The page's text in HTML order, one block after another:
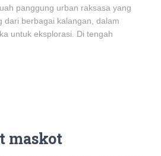
panggung urban raksasa yang
dari berbagai kalangan, dalam
untuk eksplorasi. Di tengah
maskot